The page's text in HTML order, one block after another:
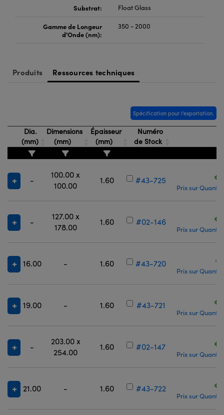
ou Coupleurs
pour Caméras
Optiques Lightpath
Gratings™
Optiques de SCHOTT
Substrat:
Float Glass
Gamme de Longeur
d'Onde (nm):
350 - 2000
Produits Ressources techniques
Spécification pour l'exportation.
Dia.
(mm)
Dimensions
(mm)
Épaisseur
(mm)
Numéro
de Stock
-
100.00 x
100.00
1.60 #43-725
Prix sur Quantité
-
127.00 x
178.00
1.60 #02-146
Prix sur Quantité
16.00 - 1.60 #43-720
Prix sur Quantité
19.00 - 1.60 #43-721
Prix sur Quantité
-
203.00 x
254.00
1.60 #02-147
Prix sur Quantité
21.00 - 1.60 #43-722
Prix sur Quantité